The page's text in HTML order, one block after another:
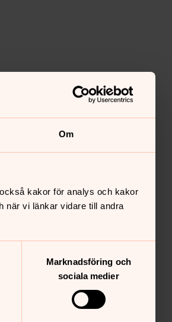
Om
kakor för analys och kakor
när vi länkar vidare till andra
Marknadsföring och
sociala medier